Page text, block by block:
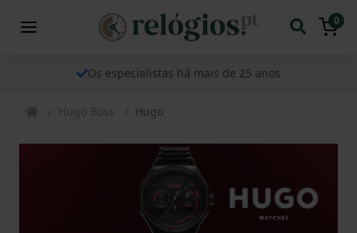
0
Os especialistas há mais de 25 anos
Hugo Boss Hugo